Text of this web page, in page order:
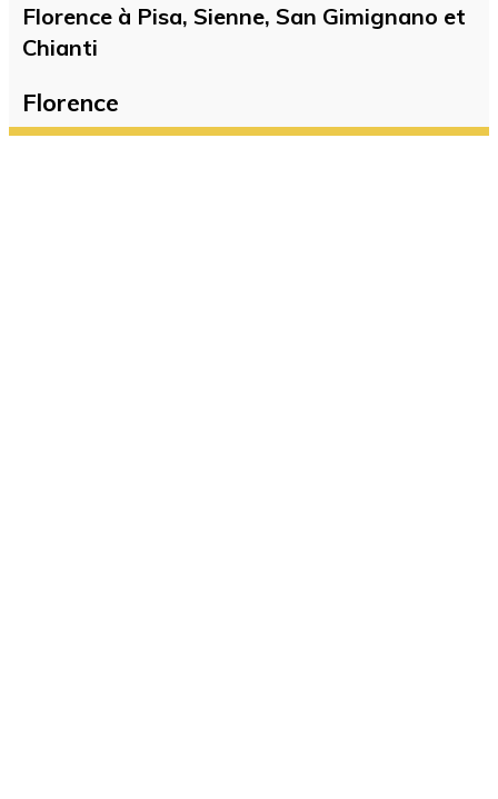
Florence à Pisa, Sienne, San Gimignano et
Chianti
Florence